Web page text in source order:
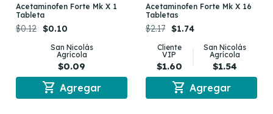
Acetaminofen Forte Mk X 1
Tableta
$0.12 $0.10
San Nicolás
Agrícola
$0.09
shopping_cart Agregar
Acetaminofen Forte Mk X 16
Tabletas
$2.17 $1.74
Cliente
VIP
$1.60
San Nicolás
Agrícola
$1.54
shopping_cart Agregar